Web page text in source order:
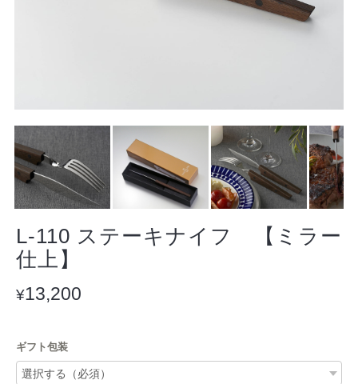
L-110 ステーキナイフ 【ミラー
仕上】
¥13,200
ギフト包装